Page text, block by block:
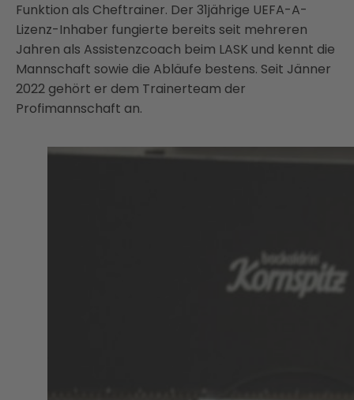
Funktion als Cheftrainer. Der 31jährige UEFA-A-
Lizenz-Inhaber fungierte bereits seit mehreren
Jahren als Assistenzcoach beim LASK und kennt die
Mannschaft sowie die Abläufe bestens. Seit Jänner
2022 gehört er dem Trainerteam der
Profimannschaft an.